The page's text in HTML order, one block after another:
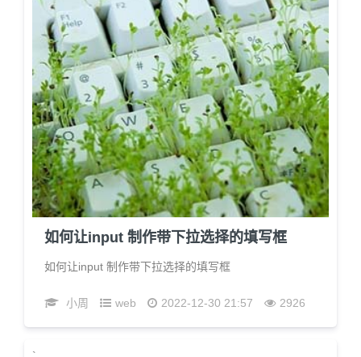
如何让input 制作带下拉选择的填写框
如何让input 制作带下拉选择的填写框
小周 web 2022-12-30 21:57 2926